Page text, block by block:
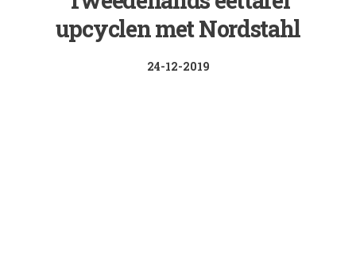
upcyclen met Nordstahl
24-12-2019